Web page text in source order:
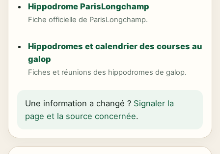
Hippodrome ParisLongchamp
Fiche officielle de ParisLongchamp.
Hippodromes et calendrier des courses au
galop
Fiches et réunions des hippodromes de galop.
Une information a changé ? Signaler la
page et la source concernée.